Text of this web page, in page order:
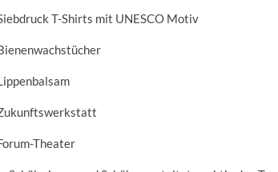
T-Shirts mit UNESCO Motiv
Theater